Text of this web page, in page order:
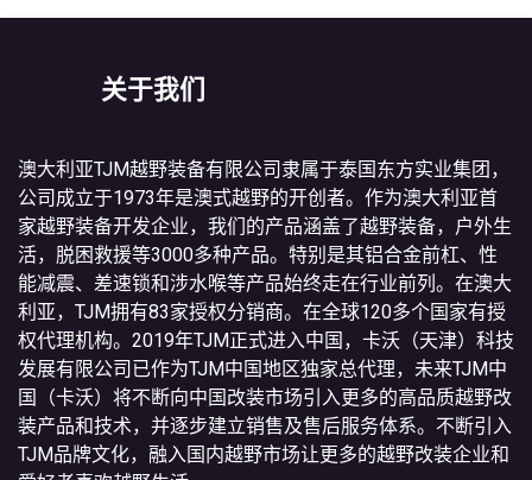
关于我们
澳大利亚TJM越野装备有限公司隶属于泰国东方实业集团，
公司成立于1973年是澳式越野的开创者。作为澳大利亚首
家越野装备开发企业，我们的产品涵盖了越野装备，户外生
活，脱困救援等3000多种产品。特别是其铝合金前杠、性
能减震、差速锁和涉水喉等产品始终走在行业前列。在澳大
利亚，TJM拥有83家授权分销商。在全球120多个国家有授
权代理机构。2019年TJM正式进入中国，卡沃（天津）科技
发展有限公司已作为TJM中国地区独家总代理，未来TJM中
国（卡沃）将不断向中国改装市场引入更多的高品质越野改
装产品和技术，并逐步建立销售及售后服务体系。不断引入
TJM品牌文化，融入国内越野市场让更多的越野改装企业和